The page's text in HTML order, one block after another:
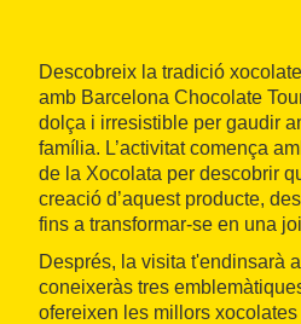
Descobreix la tradició
amb Barcelona Chocolate
dolça i irresistible per gaudir
família. L’activitat comença
de la Xocolata per descobrir
creació d’aquest producte,
fins a transformar-se en una
Després, la visita t'endinsarà
coneixeràs tres
ofereixen les millors